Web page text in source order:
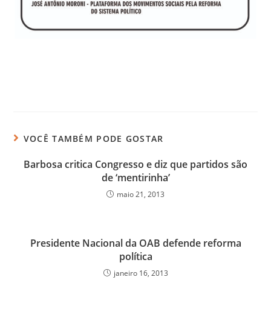
VOCÊ TAMBÉM PODE GOSTAR
Barbosa critica Congresso e diz que partidos são
de ‘mentirinha’
maio 21, 2013
Presidente Nacional da OAB defende reforma
política
janeiro 16, 2013